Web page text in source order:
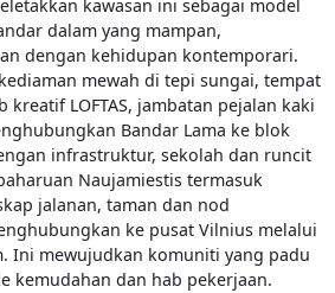
kawasan ini sebagai model
dalam yang mampan,
dengan kehidupan kontemporari.
mewah di tepi sungai, tempat
kreatif LOFTAS, jambatan pejalan kaki
Bandar Lama ke blok
infrastruktur, sekolah dan runcit
Naujamiestis termasuk
jalanan, taman dan nod
ke pusat Vilnius melalui
Ini mewujudkan komuniti yang padu
kemudahan dan hab pekerjaan.